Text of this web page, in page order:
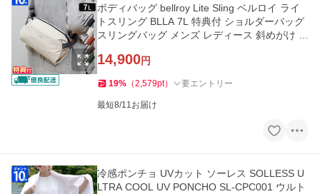
ボディバッグ bellroy Lite Sling ベルロイ ライ
トスリング BLLA 7L 特典付 ショルダーバッグ
スリングバッグ メンズ レディース 斜めがけ 肩
14,900円
19% （2,579pt） 要エントリー
最短8/11お届け
冷感ポンチョ UVカット ソーレス SOLLESS U
LTRA COOL UV PONCHO SL-CPC001 ウルト